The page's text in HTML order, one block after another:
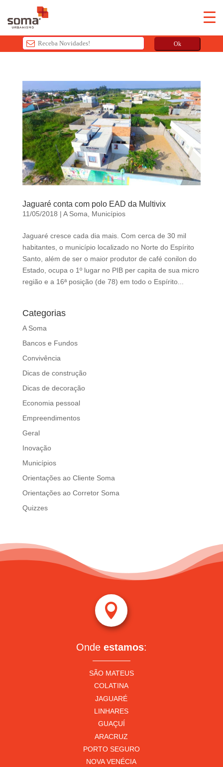
Ok
i
s
f
i
e
l
d
s
h
u
l
b
e
l
e
f
a
n
k
Jaguaré conta com polo EAD da Multivix
11/05/2018 | A Soma Municípios
Jaguaré cresce cada dia mais. Com cerca de 30 mil
habitantes, o município localizado no Norte do Espírito
Santo, além de ser o maior produtor de café conilon do
Estado, ocupa o 1º lugar no PIB per capita de sua micro
região e a 16ª posição (de 78) em todo o Espírito...
Categorias
A Soma
Bancos e Fundos
Convivência
Dicas de construção
Dicas de decoração
Economia pessoal
Empreendimentos
Geral
Inovação
Municípios
Orientações ao Cliente Soma
Orientações ao Corretor Soma
Quizzes

Onde estamos:
SÃO MATEUS
COLATINA
JAGUARÉ
LINHARES
GUAÇUÍ
ARACRUZ
PORTO SEGURO
NOVA VENÉCIA